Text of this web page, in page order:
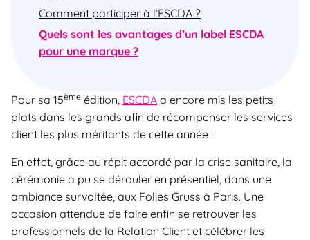
Comment participer à l’ESCDA ?
Quels sont les avantages d’un label ESCDA
pour une marque ?
Pour sa 15ème édition, ESCDA a encore mis les petits
plats dans les grands afin de récompenser les services
client les plus méritants de cette année !
En effet, grâce au répit accordé par la crise sanitaire, la
cérémonie a pu se dérouler en présentiel, dans une
ambiance survoltée, aux Folies Gruss à Paris. Une
occasion attendue de faire enfin se retrouver les
professionnels de la Relation Client et célébrer les